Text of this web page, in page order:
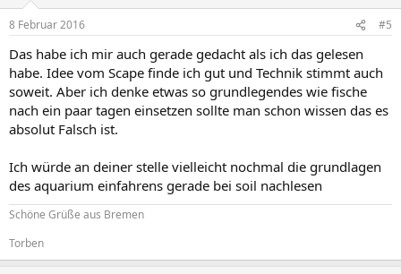
8 Februar 2016 #5
Das habe ich mir auch gerade gedacht als ich das gelesen
habe. Idee vom Scape finde ich gut und Technik stimmt auch
soweit. Aber ich denke etwas so grundlegendes wie fische
nach ein paar tagen einsetzen sollte man schon wissen das es
absolut Falsch ist.
Ich würde an deiner stelle vielleicht nochmal die grundlagen
des aquarium einfahrens gerade bei soil nachlesen
Schöne Grüße aus Bremen
Torben